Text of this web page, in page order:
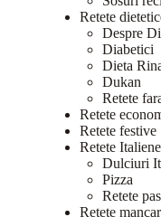
Retete
Despre
Diabetici
Dieta
Dukan
Retete
Retete
Retete festive
Retete Italiene
Dulciuri
Pizza
Retete
Retete